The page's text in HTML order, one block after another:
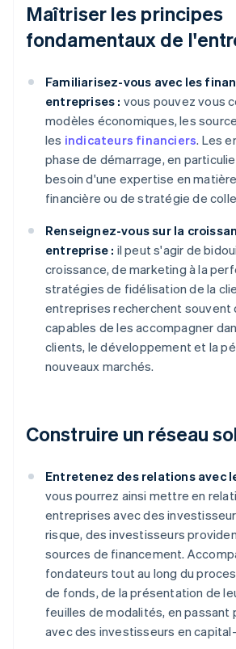
Maîtriser les principes
fondamentaux de
Familiarisez-vous avec les
entreprises : vous pouvez vous
modèles économiques, les
les indicateurs financiers. Les
phase de démarrage, en
besoin d'une expertise en
financière ou de stratégie de
Renseignez-vous sur la
entreprise : il peut s'agir de
croissance, de marketing à la
stratégies de fidélisation de la
entreprises recherchent souvent
capables de les accompagner
clients, le développement et la
nouveaux marchés.
Construire un réseau
Entretenez des relations avec
vous pourrez ainsi mettre en
entreprises avec des
risque, des investisseurs
sources de financement.
fondateurs tout au long du
de fonds, de la présentation de
feuilles de modalités, en passant
avec des investisseurs en